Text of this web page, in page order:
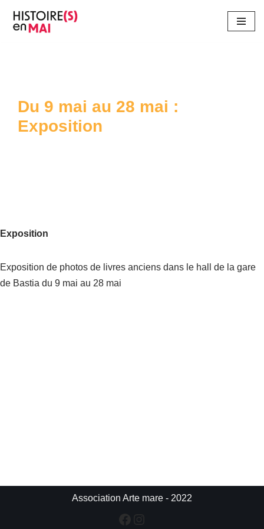
Aller
Du 9 mai au 28 mai :
Exposition
Exposition
Exposition de photos de livres anciens dans le hall de la gare
de Bastia du 9 mai au 28 mai
Association Arte mare - 2022